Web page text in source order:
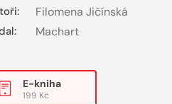
Filomena Jičínská
Machart
E-kniha
199 Kč